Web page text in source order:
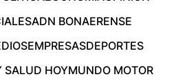
ADN BONAERENSE
EMPRESASDEPORTES
SALUD HOYMUNDO MOTOR